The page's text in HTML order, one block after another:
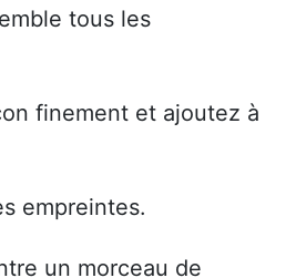
tous les
finement et ajoutez à
empreintes.
un morceau de